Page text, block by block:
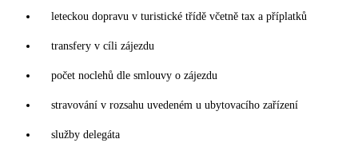
leteckou dopravu v turistické třídě včetně tax a příplatků
transfery v cíli zájezdu
počet noclehů dle smlouvy o zájezdu
stravování v rozsahu uvedeném u ubytovacího zařízení
služby delegáta